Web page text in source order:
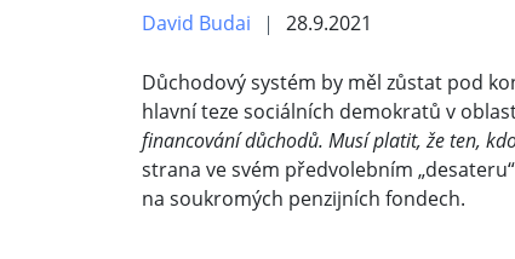
David Budai 28.9.2021
Důchodový systém by měl zůstat pod
hlavní teze sociálních demokratů v
financování důchodů. Musí platit, že ten,
strana ve svém předvolebním
na soukromých penzijních fondech.